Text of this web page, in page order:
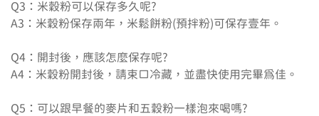
Q3：米穀粉可以保存多久呢?
A3：米穀粉保存兩年，米鬆餅粉(預拌粉)可保存壹年。
Q4：開封後，應該怎麼保存呢?
A4：米穀粉開封後，請束口冷藏，並盡快使用完畢為佳。
Q5：可以跟早餐的麥片和五穀粉一樣泡來喝嗎?